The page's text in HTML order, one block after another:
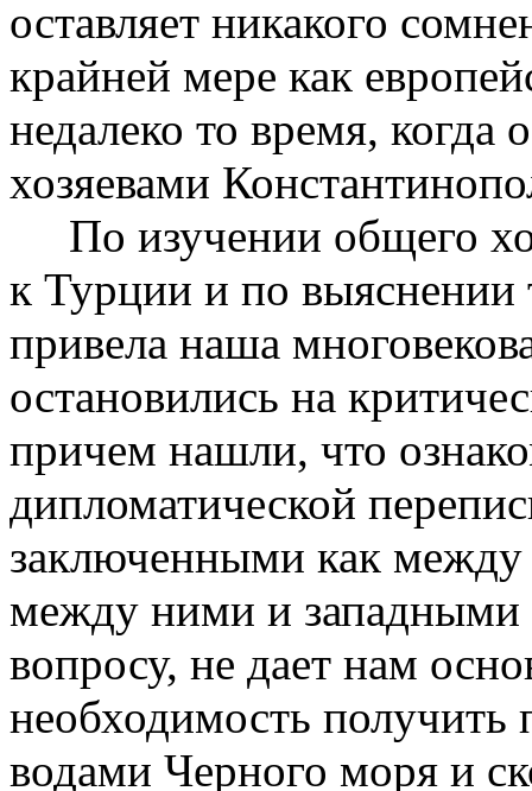
оставляет никакого
крайней мере как
недалеко то время, когда
хозяевами
По изучении общего
к Турции и по выяснении
привела наша
остановились на
причем нашли, что
дипломатической
заключенными как
между ними и западными
вопросу, не дает нам
необходимость получить
водами Черного моря и